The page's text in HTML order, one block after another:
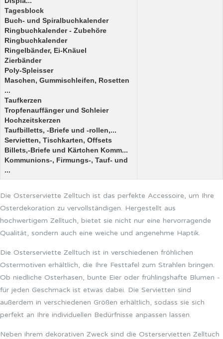
Tagesblock
Buch- und Spiralbuchkalender
Ringbuchkalender - Zubehöre
Ringbuchkalender
Ringelbänder, Ei-Knäuel
Zierbänder
Poly-Spleisser
Maschen, Gummischleifen, Rosetten
...
Taufkerzen
Tropfenauffänger und Schleier
Hochzeitskerzen
Taufbilletts, -Briefe und -rollen,...
Servietten, Tischkarten, Offsets
Billets,-Briefe und Kärtchen Komm...
Kommunions-, Firmungs-, Tauf- und
...
Die Osterserviette Zelltuch ist das perfekte Accessoire, um Ihre
Osterdekoration zu vervollständigen. Hergestellt aus
hochwertigem Zelltuch, bietet sie nicht nur eine hervorragende
Qualität, sondern auch eine weiche und angenehme Haptik.
Die Osterserviette Zelltuch ist in verschiedenen fröhlichen
Ostermotiven erhältlich, die Ihre Festtafel zum Strahlen bringen.
Ob niedliche Osterhasen, bunte Eier oder frühlingshafte Blumen -
für jeden Geschmack ist etwas dabei. Die Servietten sind
außerdem in verschiedenen Größen erhältlich, sodass sie sich
perfekt an Ihre individuellen Bedürfnisse anpassen lassen.
Neben ihrem dekorativen Zweck sind die Osterservietten Zelltuch